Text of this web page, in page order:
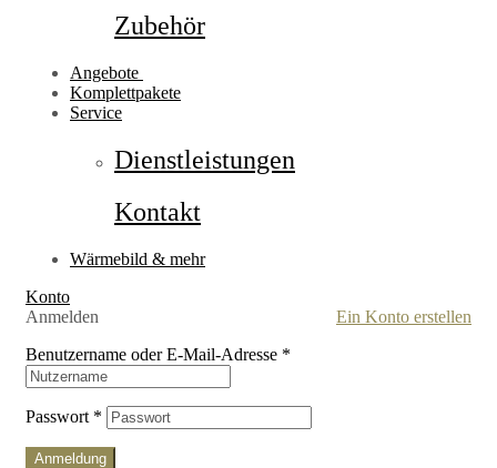
Zubehör
Angebote
Komplettpakete
Service
Dienstleistungen
Kontakt
Wärmebild & mehr
Konto
Anmelden
Ein Konto erstellen
Benutzername oder E-Mail-Adresse *
Passwort *
Anmeldung